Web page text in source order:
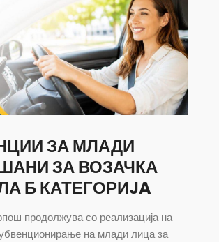
ЗА МЛАДИ
ЗА ВОЗАЧКА
Б КАТЕГОРИJA
продолжува со реализација на
на млади лица за